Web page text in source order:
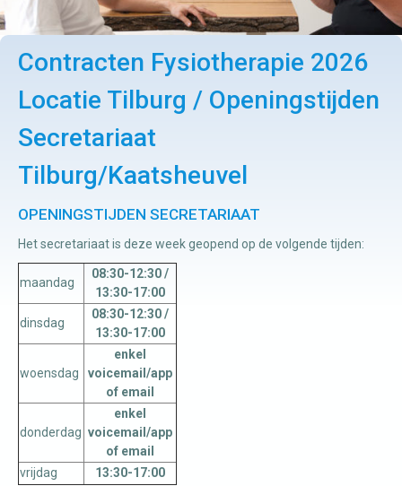
Locaties
Contact
Manuele
therapie
Craniosacraal
therapie
Fysiotherapie
Contracten Fysiotherapie 2026
Locatie Tilburg / Openingstijden
Secretariaat
Tilburg/Kaatsheuvel
OPENINGSTIJDEN SECRETARIAAT
Het secretariaat is deze week geopend op de volgende tijden:
maandag
08:30-12:30 /
13:30-17:00
dinsdag
08:30-12:30 /
13:30-17:00
woensdag
enkel
voicemail/app
of email
donderdag
enkel
voicemail/app
of email
vrijdag
13:30-17:00